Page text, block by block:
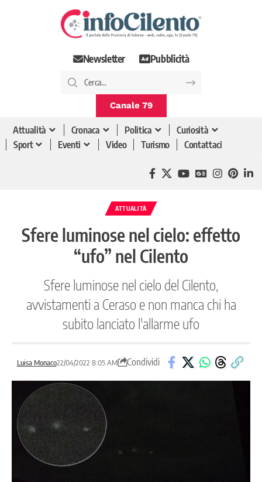
Newsletter Pubblicità
Canale 79
Attualità Cronaca Politica
Curiosità
Sport
Eventi Video Turismo Contattaci
ATTUALITÀ
Sfere luminose nel cielo: effetto
“ufo” nel Cilento
Sfere luminose nel cielo del Cilento,
avvistamenti a Ceraso e non manca chi ha
subito lanciato l'allarme ufo
Luisa Monaco22/04/2022 8:05 AM Condividi